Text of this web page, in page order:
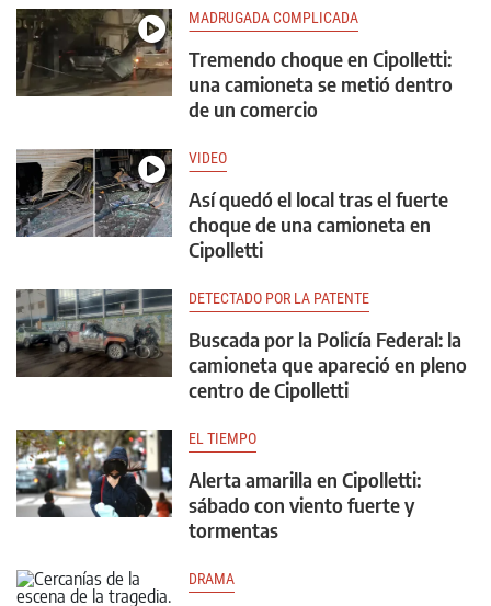
MADRUGADA COMPLICADA
Tremendo choque en Cipolletti:
una camioneta se metió dentro
de un comercio
VIDEO
Así quedó el local tras el fuerte
choque de una camioneta en
Cipolletti
DETECTADO POR LA PATENTE
Buscada por la Policía Federal: la
camioneta que apareció en pleno
centro de Cipolletti
EL TIEMPO
Alerta amarilla en Cipolletti:
sábado con viento fuerte y
tormentas
DRAMA